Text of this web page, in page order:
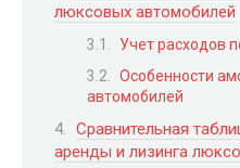
люксовых автомобилей
Учет расходов
Особенности
автомобилей
Сравнительная
аренды и лизинга